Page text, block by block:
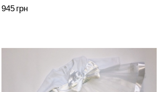
945 грн